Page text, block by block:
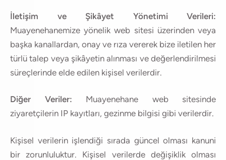
İletişim ve Şikâyet Yönetimi Verileri:
Muayenehanemize yönelik web sitesi üzerinden veya
başka kanallardan, onay ve rıza vererek bize iletilen her
türlü talep veya şikâyetin alınması ve değerlendirilmesi
süreçlerinde elde edilen kişisel verilerdir.
Diğer Veriler: Muayenehane web sitesinde
ziyaretçilerin IP kayıtları, gezinme bilgisi gibi verilerdir.
Kişisel verilerin işlendiği sırada güncel olması kanuni
bir zorunluluktur. Kişisel verilerde değişiklik olması